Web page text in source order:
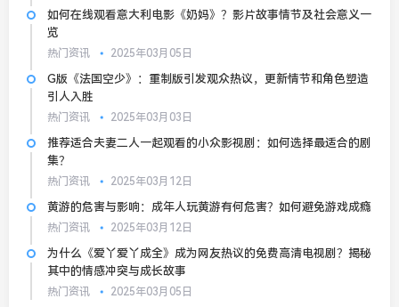
如何在线观看意大利电影《奶妈》？影片故事情节及社会意义一
览
热门资讯 2025年03月05日
G版《法国空少》：重制版引发观众热议，更新情节和角色塑造
引人入胜
热门资讯 2025年03月03日
推荐适合夫妻二人一起观看的小众影视剧：如何选择最适合的剧
集？
热门资讯 2025年03月12日
黄游的危害与影响：成年人玩黄游有何危害？如何避免游戏成瘾
热门资讯 2025年03月12日
为什么《爱丫爱丫成全》成为网友热议的免费高清电视剧？揭秘
其中的情感冲突与成长故事
热门资讯 2025年03月05日